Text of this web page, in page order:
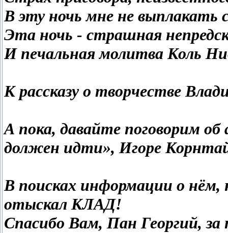
В эту ночь мне не выплакать
Эта ночь - страшная
И печальная молитва Коль
К рассказу о творчестве
А пока, давайте поговорим
должен идти», Игоре
В поисках информации о нём,
отыскал КЛАД!
Спасибо Вам, Пан Георгий,